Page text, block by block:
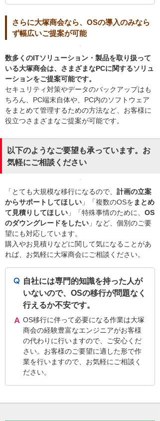
さらに大塚商会なら、OSの導入のみなら
ず幅広いご提案が可能
数多くのITソリューション・製品を取り扱って
いる大塚商会は、さまざまなPCに関するソリュ
ーションをご提案可能です。
セキュリティ対策やデータのバックアップはも
ちろん、PC端末自体や、PC内のソフトウェア
をまとめて管理するための方法など、お客様に
役立つさまざまなご提案が可能です。
以下のようなご要望も承っています。お
気軽にご相談ください
「とても大規模な移行になるので、 計画の立案
からサポートしてほしい 」「複数のOSをまとめ
て見積りしてほしい 」「特殊事情のために、 OS
のダウングレードをしたい 」など、個別のご要
望にも対応しています。
購入やお見積りなどに関して気になることがあ
れば、お気軽に大塚商会にご相談ください。
自社には専門的知識を持った人が
いないので、OSの移行が問題なく
行えるか不安です。
OS移行に伴って必要になる作業は大塚
商会の経験豊富なエンジニアがお客様
の代わりに行いますので、ご安心くだ
さい。お客様のご要望に適した形で作
業を行いますので、お気軽にご相談く
ださい。